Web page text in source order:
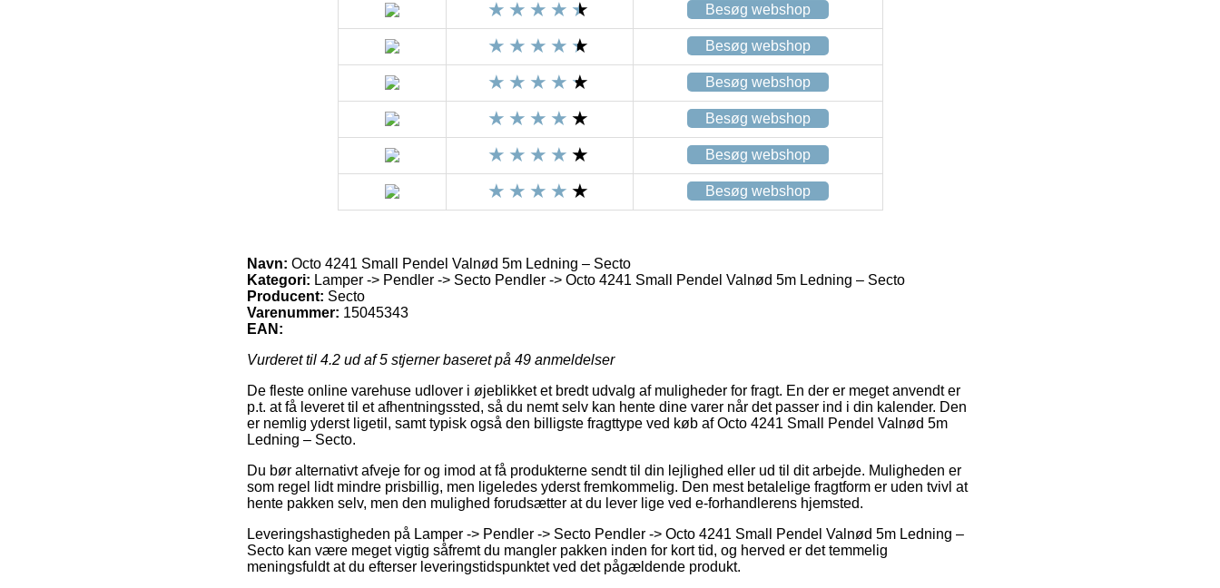
Besøg webshop
Besøg webshop
Besøg webshop
Besøg webshop
Besøg webshop
Besøg webshop
Navn: Octo 4241 Small Pendel Valnød 5m Ledning – Secto
Kategori: Lamper -> Pendler -> Secto Pendler -> Octo 4241 Small Pendel Valnød 5m Ledning – Secto
Producent: Secto
Varenummer: 15045343
EAN:
Vurderet til 4.2 ud af 5 stjerner baseret på 49 anmeldelser
De fleste online varehuse udlover i øjeblikket et bredt udvalg af muligheder for fragt. En der er meget anvendt er
p.t. at få leveret til et afhentningssted, så du nemt selv kan hente dine varer når det passer ind i din kalender. Den
er nemlig yderst ligetil, samt typisk også den billigste fragttype ved køb af Octo 4241 Small Pendel Valnød 5m
Ledning – Secto.
Du bør alternativt afveje for og imod at få produkterne sendt til din lejlighed eller ud til dit arbejde. Muligheden er
som regel lidt mindre prisbillig, men ligeledes yderst fremkommelig. Den mest betalelige fragtform er uden tvivl at
hente pakken selv, men den mulighed forudsætter at du lever lige ved e-forhandlerens hjemsted.
Leveringshastigheden på Lamper -> Pendler -> Secto Pendler -> Octo 4241 Small Pendel Valnød 5m Ledning –
Secto kan være meget vigtig såfremt du mangler pakken inden for kort tid, og herved er det temmelig
meningsfuldt at du efterser leveringstidspunktet ved det pågældende produkt.